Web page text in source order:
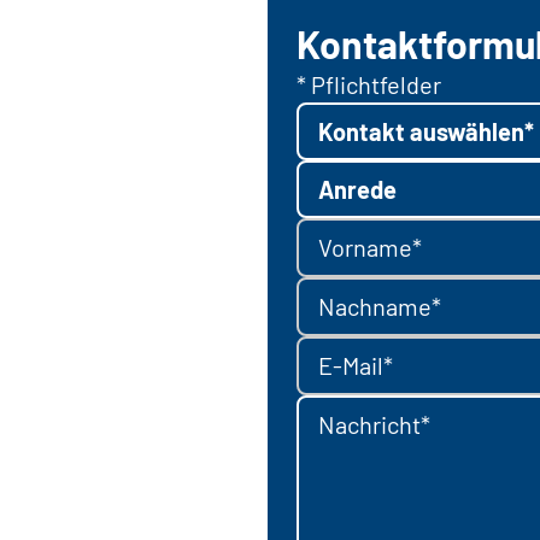
* Pflichtfelder
Kontakt auswählen*
Anrede
Vorname*
Nachname*
E-Mail*
Nachricht*